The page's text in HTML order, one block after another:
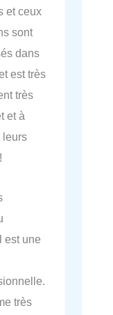
et ceux
sont
dans
est très
très
et à
leurs
est une
très